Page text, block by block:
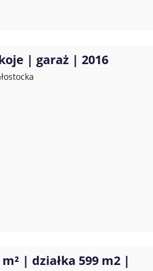
| garaż | 2016
| działka 599 m2 |